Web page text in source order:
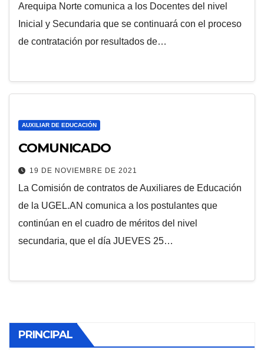
Arequipa Norte comunica a los Docentes del nivel
Inicial y Secundaria que se continuará con el proceso
de contratación por resultados de…
AUXILIAR DE EDUCACIÓN
COMUNICADO
19 DE NOVIEMBRE DE 2021
La Comisión de contratos de Auxiliares de Educación
de la UGEL.AN comunica a los postulantes que
continúan en el cuadro de méritos del nivel
secundaria, que el día JUEVES 25…
PRINCIPAL